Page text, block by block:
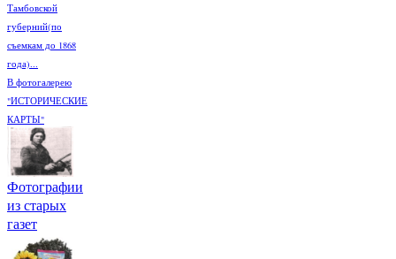
Тамбовской
губерний(по
съемкам до 1868
года)...
В фотогалерею
"ИСТОРИЧЕСКИЕ
КАРТЫ"
Фотографии
из старых
газет